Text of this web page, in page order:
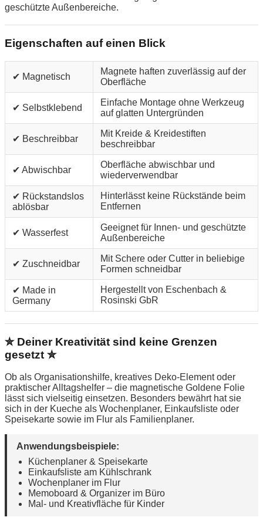
geschützte Außenbereiche.
Eigenschaften auf einen Blick
✔ Magnetisch
Magnete haften zuverlässig auf der
Oberfläche
✔ Selbstklebend
Einfache Montage ohne Werkzeug
auf glatten Untergründen
✔ Beschreibbar
Mit Kreide & Kreidestiften
beschreibbar
✔ Abwischbar
Oberfläche abwischbar und
wiederverwendbar
✔ Rückstandslos
ablösbar
Hinterlässt keine Rückstände beim
Entfernen
✔ Wasserfest
Geeignet für Innen- und geschützte
Außenbereiche
✔ Zuschneidbar
Mit Schere oder Cutter in beliebige
Formen schneidbar
✔ Made in
Germany
Hergestellt von Eschenbach &
Rosinski GbR
✮ Deiner Kreativität sind keine Grenzen
gesetzt ✮
Ob als Organisationshilfe, kreatives Deko-Element oder
praktischer Alltagshelfer – die magnetische Goldene Folie
lässt sich vielseitig einsetzen. Besonders bewährt hat sie
sich in der Kueche als Wochenplaner, Einkaufsliste oder
Speisekarte sowie im Flur als Familienplaner.
Anwendungsbeispiele:
Küchenplaner & Speisekarte
Einkaufsliste am Kühlschrank
Wochenplaner im Flur
Memoboard & Organizer im Büro
Mal- und Kreativfläche für Kinder